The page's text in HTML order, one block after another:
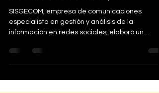
manifiesta que no está de
acuerdo con la restitución
de Gustavo Petro y só
SISGECOM, empresa de comunicaciones